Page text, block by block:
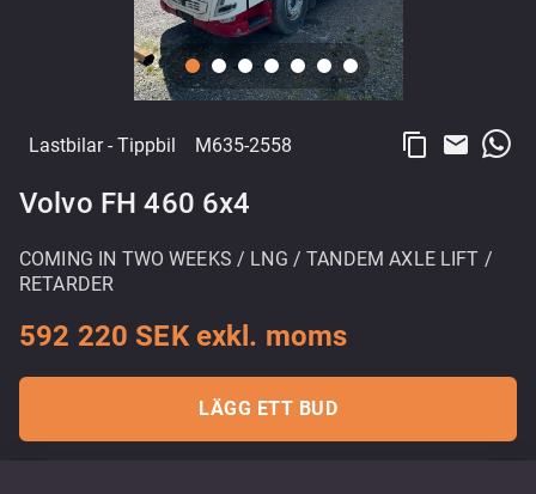
Lastbilar- Tippbil M635-2558 content_copy email
Volvo FH 460 6x4
COMING IN TWO WEEKS / LNG / TANDEM AXLE LIFT /
RETARDER
592 220 SEK exkl. moms
LÄGG ETT BUD